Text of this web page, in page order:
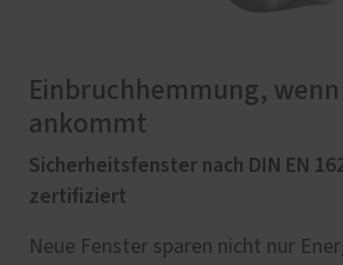
Einbruchhemmung,
ankommt
Sicherheitsfenster nach DIN EN
zertifiziert
Neue Fenster sparen nicht nur